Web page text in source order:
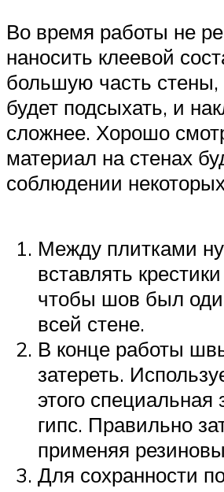
Во время работы не
наносить клеевой
большую часть стены,
будет подсыхать, и
сложнее. Хорошо
материал на стенах
соблюдении
Между плитками
вставлять
чтобы шов был
всей стене.
В конце работы
затереть.
этого специальная
гипс. Правильно
применяя
Для сохранности